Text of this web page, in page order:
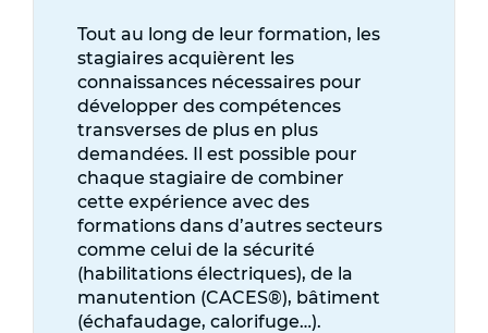
Tout au long de leur formation, les
stagiaires acquièrent les
connaissances nécessaires pour
développer des compétences
transverses de plus en plus
demandées. Il est possible pour
chaque stagiaire de combiner
cette expérience avec des
formations dans d’autres secteurs
comme celui de la sécurité
(habilitations électriques), de la
manutention (CACES®), bâtiment
(échafaudage, calorifuge…).